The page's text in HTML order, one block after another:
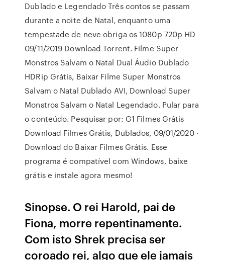
Dublado e Legendado Três contos se passam
durante a noite de Natal, enquanto uma
tempestade de neve obriga os 1080p 720p HD
09/11/2019 Download Torrent. Filme Super
Monstros Salvam o Natal Dual Áudio Dublado
HDRip Grátis, Baixar Filme Super Monstros
Salvam o Natal Dublado AVI, Download Super
Monstros Salvam o Natal Legendado. Pular para
o conteúdo. Pesquisar por: G1 Filmes Grátis
Download Filmes Grátis, Dublados, 09/01/2020 ·
Download do Baixar Filmes Grátis. Esse
programa é compatível com Windows, baixe
grátis e instale agora mesmo!
Sinopse. O rei Harold, pai de
Fiona, morre repentinamente.
Com isto Shrek precisa ser
coroado rei, algo que ele jamais